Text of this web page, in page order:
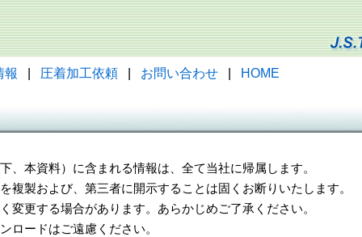
報 圧着加工依頼 お問い合わせ HOME
、本資料）に含まれる情報は、全て当社に帰属します。
複製および、第三者に開示することは固くお断りいたします。
変更する場合があります。あらかじめご了承ください。
ロードはご遠慮ください。